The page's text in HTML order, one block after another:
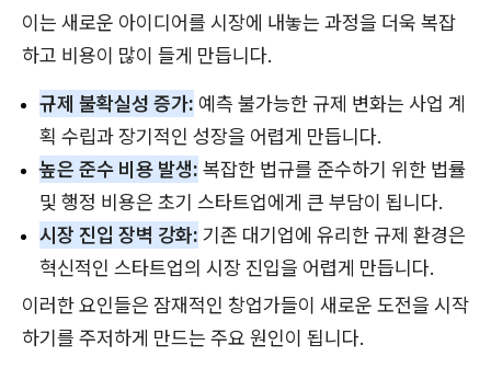
이는 새로운 아이디어를 시장에 내놓는 과정을 더욱 복잡
하고 비용이 많이 들게 만듭니다.
규제 불확실성 증가: 예측 불가능한 규제 변화는 사업 계
획 수립과 장기적인 성장을 어렵게 만듭니다.
높은 준수 비용 발생: 복잡한 법규를 준수하기 위한 법률
및 행정 비용은 초기 스타트업에게 큰 부담이 됩니다.
시장 진입 장벽 강화: 기존 대기업에 유리한 규제 환경은
혁신적인 스타트업의 시장 진입을 어렵게 만듭니다.
이러한 요인들은 잠재적인 창업가들이 새로운 도전을 시작
하기를 주저하게 만드는 주요 원인이 됩니다.